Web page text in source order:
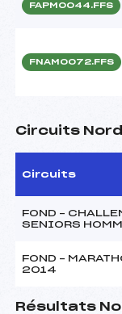
FAPM0044.FFS
FNAM0072.FFS
Circuits
Circuits
FOND –
SENIORS
FOND –
2014
Résultats